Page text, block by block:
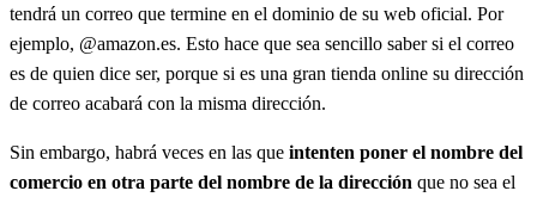
tendrá un correo que termine en el dominio de su web oficial. Por
ejemplo, @amazon.es. Esto hace que sea sencillo saber si el correo
es de quien dice ser, porque si es una gran tienda online su dirección
de correo acabará con la misma dirección.
Sin embargo, habrá veces en las que intenten poner el nombre del
comercio en otra parte del nombre de la dirección que no sea el